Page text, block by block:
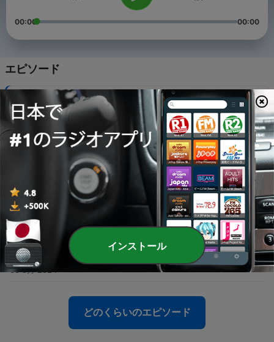
https://www.instagram.com/atoha_zzz/ Twitter💤
00:00 00:00
エピソード
#37 お腹まで本に浸かって#あとは寝るだけ
01 2月 2025
46 - #36 ちゃんとこつこつ #あとは寝るだけ
#35 今年も気付き多き #あとは寝るだけ
30 12月 2024
#34 ポッドキャストを聴いたら #あとは寝るだけ
30 11月 2024
43 - #33 あとは寝るだけからはじまる出会いの秋
30 9月 2024
どのくらいのエピソード
インストール